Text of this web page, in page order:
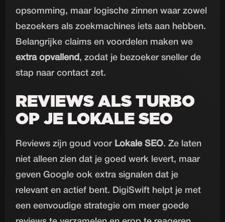
opsomming, maar logische zinnen waar zowel
bezoekers als zoekmachines iets aan hebben.
Belangrijke claims en voordelen maken we
extra opvallend , zodat je bezoeker sneller de
stap naar contact zet.
REVIEWS ALS TURBO
OP JE LOKALE SEO
Reviews zijn goud voor Lokale SEO. Ze laten
niet alleen zien dat je goed werk levert, maar
geven Google ook extra signalen dat je
relevant en actief bent. DigiSwift helpt je met
een eenvoudige strategie om meer goede